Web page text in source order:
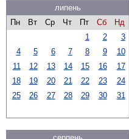
липень
Пн
Вт Ср Чт Пт Сб
Нд
1
2
3
4
5 6 7 8 9
10
11
12 13 14 15 16
17
18
19 20 21 22 23
24
25
26 27 28 29 30 31